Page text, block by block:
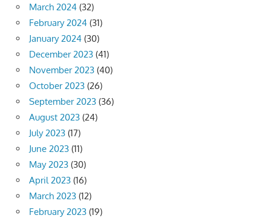
March 2024 (32)
February 2024 (31)
January 2024 (30)
December 2023 (41)
November 2023 (40)
October 2023 (26)
September 2023 (36)
August 2023 (24)
July 2023 (17)
June 2023 (11)
May 2023 (30)
April 2023 (16)
March 2023 (12)
February 2023 (19)